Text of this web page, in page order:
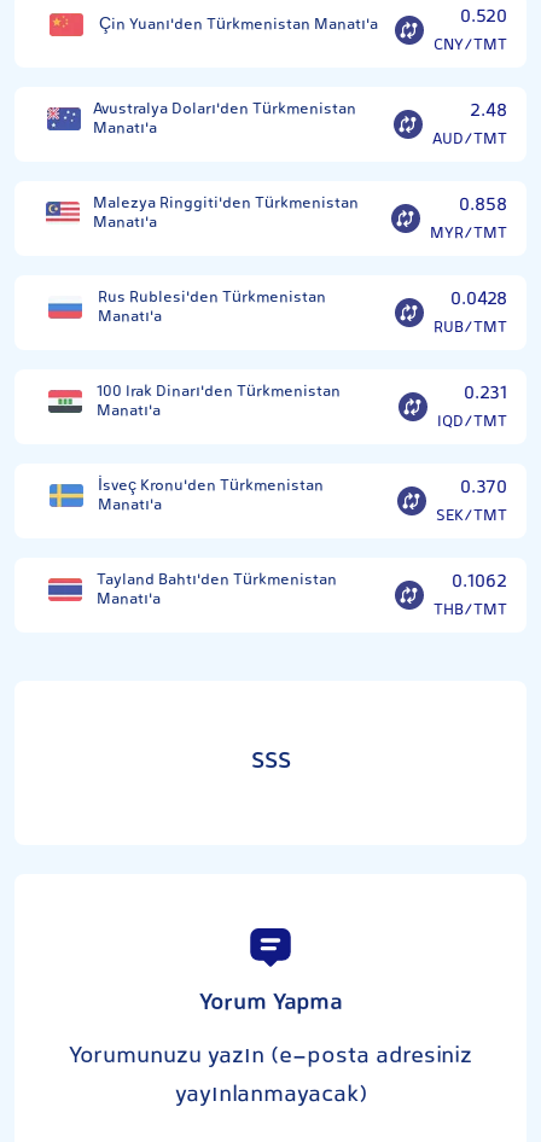
Çin Yuanı'den Türkmenistan Manatı'a 0.520
CNY/TMT
Avustralya Doları'den Türkmenistan
Manatı'a
2.48
AUD/TMT
Malezya Ringgiti'den Türkmenistan
Manatı'a
0.858
MYR/TMT
Rus Rublesi'den Türkmenistan
Manatı'a
0.0428
RUB/TMT
100 Irak Dinarı'den Türkmenistan
Manatı'a
0.231
IQD/TMT
İsveç Kronu'den Türkmenistan
Manatı'a
0.370
SEK/TMT
Tayland Bahtı'den Türkmenistan
Manatı'a
0.1062
THB/TMT
SSS
Yorum Yapma
Yorumunuzu yazın (e-posta adresiniz
yayınlanmayacak)